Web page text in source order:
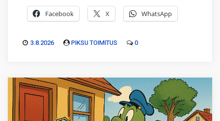
Facebook X WhatsApp
3.8.2026 PIKSU TOIMITUS 0